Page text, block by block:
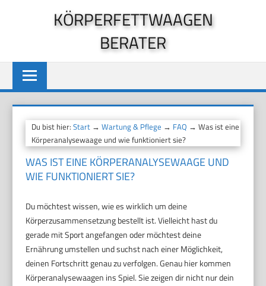
KÖRPERFETTWAAGEN
BERATER
Du bist hier:Start →Wartung & Pflege → FAQ → Was ist eine
Körperanalysewaage und wie funktioniert sie?
WAS IST EINE KÖRPERANALYSEWAAGE UND
WIE FUNKTIONIERT SIE?
Du möchtest wissen, wie es wirklich um deine
Körperzusammensetzung bestellt ist. Vielleicht hast du
gerade mit Sport angefangen oder möchtest deine
Ernährung umstellen und suchst nach einer Möglichkeit,
deinen Fortschritt genau zu verfolgen. Genau hier kommen
Körperanalysewaagen ins Spiel. Sie zeigen dir nicht nur dein